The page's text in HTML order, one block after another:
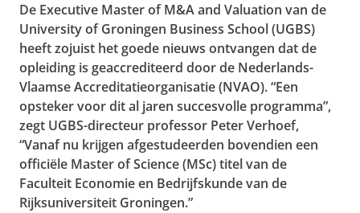
De Executive Master of M&A and Valuation van de
University of Groningen Business School (UGBS)
heeft zojuist het goede nieuws ontvangen dat de
opleiding is geaccrediteerd door de Nederlands-
Vlaamse Accreditatieorganisatie (NVAO). “Een
opsteker voor dit al jaren succesvolle programma”,
zegt UGBS-directeur professor Peter Verhoef,
“Vanaf nu krijgen afgestudeerden bovendien een
officiële Master of Science (MSc) titel van de
Faculteit Economie en Bedrijfskunde van de
Rijksuniversiteit Groningen.”